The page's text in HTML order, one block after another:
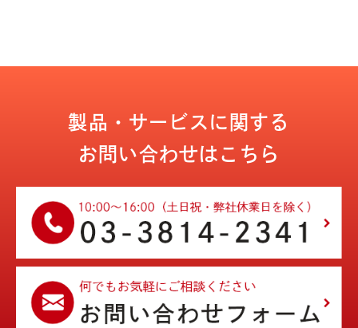
製品・サービスに関する
お問い合わせはこちら